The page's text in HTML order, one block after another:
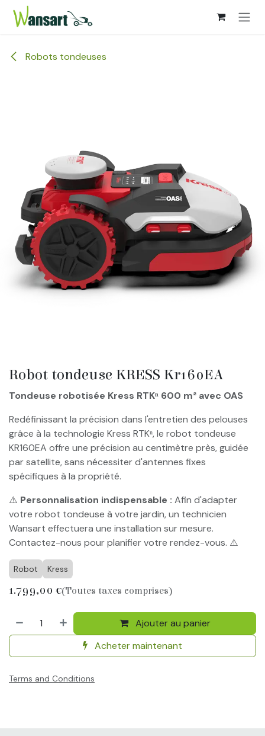
Se rendre au contenu
Robots tondeuses
Robot tondeuse KRESS Kr160EA
Tondeuse robotisée Kress RTKⁿ 600 m² avec OAS
Redéfinissant la précision dans l'entretien des pelouses
grâce à la technologie Kress RTKⁿ, le robot tondeuse
KR160EA offre une précision au centimètre près, guidée
par satellite, sans nécessiter d'antennes fixes
spécifiques à la propriété.
⚠️ Personnalisation indispensable : Afin d'adapter
votre robot tondeuse à votre jardin, un technicien
Wansart effectuera une installation sur mesure.
Contactez-nous pour planifier votre rendez-vous. ⚠️
Robot Kress
1.799,00 €(Toutes taxes comprises)
Ajouter au panier
Acheter maintenant
Terms and Conditions